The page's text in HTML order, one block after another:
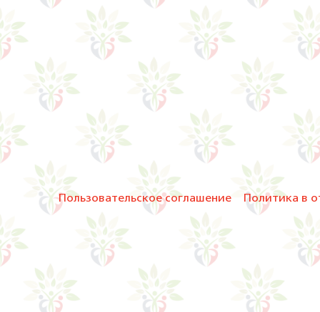
Пользовательское соглашение Политика в